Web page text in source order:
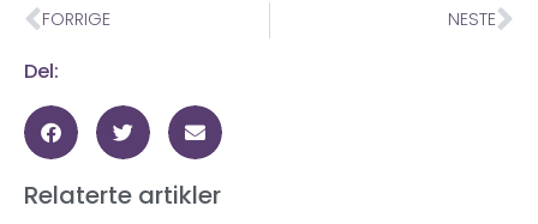
FORRIGE NESTE
Del:
Relaterte artikler